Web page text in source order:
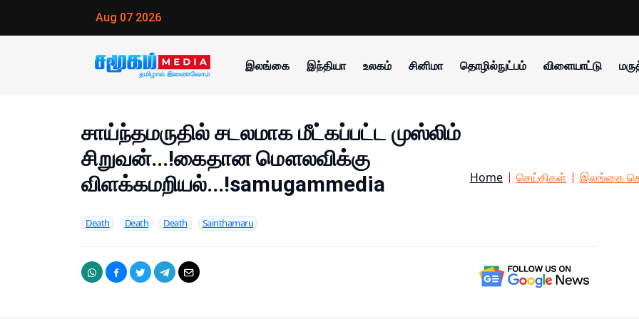
Aug 07 2026
இலங்கை இந்தியா உலகம் சினிமா தொழில்நுட்பம் விளையாட்டு
சாய்ந்தமருதில் சடலமாக மீட்கப்பட்ட முஸ்லிம்
சிறுவன்...!கைதான மௌலவிக்கு
விளக்கமறியல்...!samugammedia
Death Death Death Sainthamaru
Home செய்திகள் இலங்கை